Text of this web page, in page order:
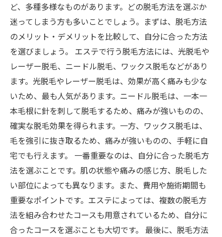
ど、多種多様なものがあります。どの脱毛方法を選ぶか
迷ってしまう方も多いことでしょう。まずは、脱毛方法
のメリット・デメリットを比較して、自分に合った方法
を選びましょう。 エステで行う脱毛方法には、光脱毛や
レーザー脱毛、ニードル脱毛、ワックス脱毛などがあり
ます。光脱毛やレーザー脱毛は、効果が高く痛みも少な
いため、最も人気があります。ニードル脱毛は、一本一
本毛根に針を刺して脱毛するため、痛みが強いものの、
確実な脱毛効果を得られます。一方、ワックス脱毛は、
毛を強引に抜き取るため、痛みが強いものの、手軽に自
宅でも行えます。 一番重要なのは、自分に合った脱毛方
法を選ぶことです。肌の状態や痛みの感じ方、脱毛した
い部位によっても異なります。また、費用や施術期間も
重要なポイントです。エステによっては、複数の脱毛方
法を組み合わせたコースも用意されているため、自分に
合ったコースを選ぶことも大切です。 最後に、脱毛方法